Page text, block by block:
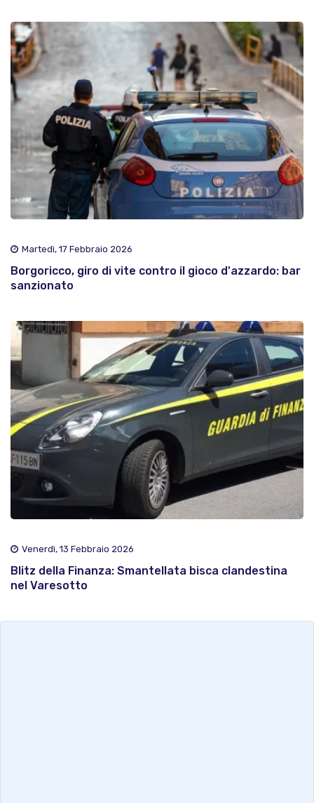
Martedì, 17 Febbraio 2026
Borgoricco, giro di vite contro il gioco d'azzardo: bar
sanzionato
Venerdì, 13 Febbraio 2026
Blitz della Finanza: Smantellata bisca clandestina
nel Varesotto